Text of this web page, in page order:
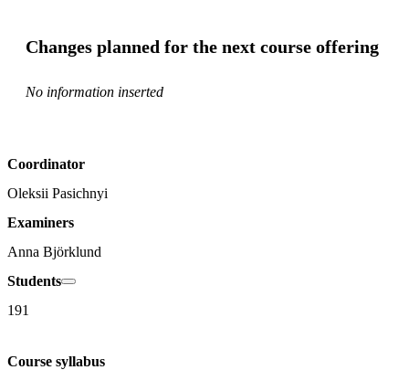
Changes planned for the next course offering
No information inserted
Coordinator
Oleksii Pasichnyi
Examiners
Anna Björklund
Students
191
Course syllabus